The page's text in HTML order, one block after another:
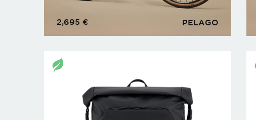
PELAGO
2,695 €